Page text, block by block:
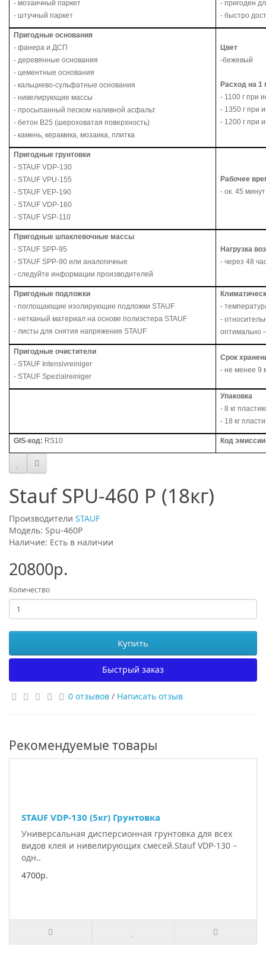
- мозаичный паркет
- штучный паркет
- пригоден
- быстро
Пригодные основания
- фанера и ДСП
- деревянные основания
- цементные основания
- кальциево-сульфатные основания
- нивелирующие массы
- просыпанный песком наливной асфальт
- бетон В25 (шероховатая поверхность)
- камень, керамика, мозаика, плитка
Цвет
-бежевый
Расход на 1
- 1100 г при
- 1350 г при
- 1200 г при
Пригодные грунтовки
- STAUF VDP-130
- STAUF VPU-155
- STAUF VEP-190
- STAUF VDP-160
- STAUF VSP-110
Рабочее
- ок. 45
Пригодные шпаклевочные массы
- STAUF SPP-95
-STAUF SPP-90 или аналогичные
- следуйте информации производителей
Нагрузка
- через 48
Пригодные подложки
- поглощающие изолирующие подложки STAUF
- нетканый материал на основе полиэстераSTAUF
- листы для снятия напряженияSTAUF
-
-
оптимально
Пригодные очистители
- STAUF Intensivreiniger
- STAUF Spezialreiniger
Срок
- не менее 9
Упаковка
- 8 кг
- 18 кг
GIS-код: RS10 Код эмиссии
Stauf SPU-460 P (18кг)
Производители STAUF
Модель: Spu-460P
Наличие: Есть в наличии
20800р.
Количество
Купить
Быстрый заказ
0 отзывов / Написать отзыв
Рекомендуемые товары
STAUF VDP-130 (5кг) Грунтовка
Универсальная дисперсионная грунтовка для всех
видов клея и нивелирующих смесей.Stauf VDP-130 –
одн..
4700р.